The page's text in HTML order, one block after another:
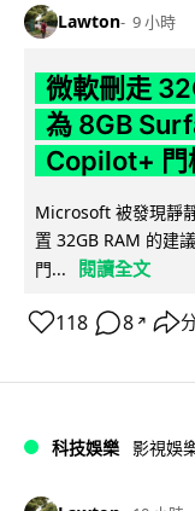
Lawton 9 小時
微軟刪走
為 8GB
Copilot+ 門
Microsoft 被發現靜
置 32GB RAM 的建
門...
閱讀全文
118 8 ↗
科技娛樂 影視娛